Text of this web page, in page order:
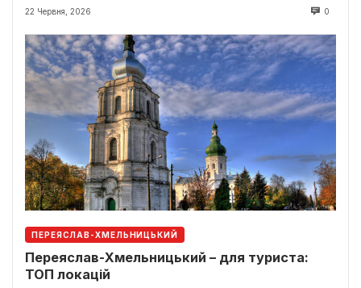
22 Червня, 2026 0
ПЕРЕЯСЛАВ-ХМЕЛЬНИЦЬКИЙ
Переяслав-Хмельницький – для туриста:
ТОП локацій